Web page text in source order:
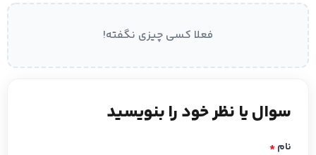
فعلا کسی چیزی نگفته!
سوال یا نظر خود را بنویسید
نام*